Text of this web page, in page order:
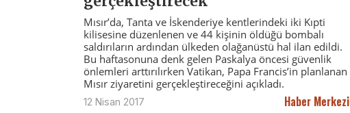
Mısır’da, Tanta ve İskenderiye kentlerindeki iki Kıpti
kilisesine düzenlenen ve 44 kişinin öldüğü bombalı
saldırıların ardından ülkeden olağanüstü hal ilan edildi.
Bu haftasonuna denk gelen Paskalya öncesi güvenlik
önlemleri arttırılırken Vatikan, Papa Francis’in planlanan
Mısır ziyaretini gerçekleştireceğini açıkladı.
12 Nisan 2017 Haber Merkezi